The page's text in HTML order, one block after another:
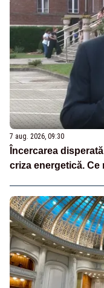
7 aug. 2026, 09:30
Încercarea
criza energetică. Ce